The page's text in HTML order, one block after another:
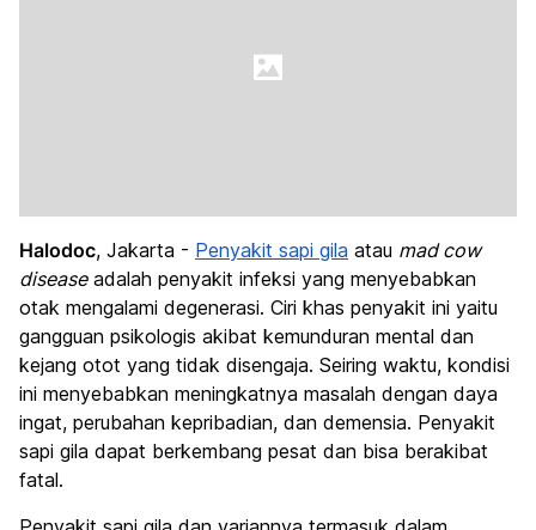
Halodoc, Jakarta - Penyakit sapi gila atau mad cow
diseaseadalah penyakit infeksi yang menyebabkan
otak mengalami degenerasi. Ciri khas penyakit ini yaitu
gangguan psikologis akibat kemunduran mental dan
kejang otot yang tidak disengaja. Seiring waktu, kondisi
ini menyebabkan meningkatnya masalah dengan daya
ingat, perubahan kepribadian, dan demensia. Penyakit
sapi gila dapat berkembang pesat dan bisa berakibat
fatal.